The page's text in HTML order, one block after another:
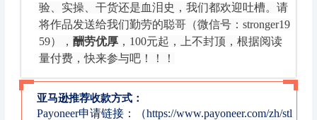
验、实操、干货还是血泪史，我们都欢迎吐槽。请
将作品发送给我们勤劳的聪哥（微信号：stronger19
59）， 酬劳优厚 ，100元起，上不封顶，根据阅读
量付费，快来参与吧！！！
亚马逊推荐收款方式：
Payoneer申请链接：（https://www.payoneer.com/zh/stl